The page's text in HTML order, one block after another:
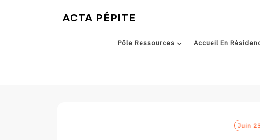
ACTA PÉPITE
Pôle Ressources Accueil En
Juin